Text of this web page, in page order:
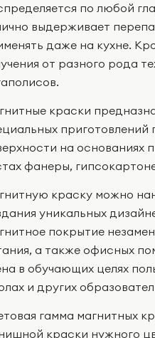
по любой
выдерживает
даже на кухне.
от разного рода
краски
на основаниях
фанеры,
краску можно
уникальных
покрытие
а также офисных
в обучающих целях
и других
гамма магнитных
краски нужного